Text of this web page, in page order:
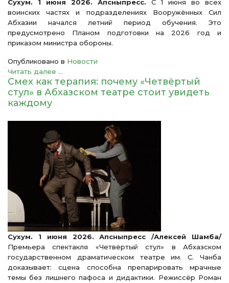
Сухум. 1 июня 2026. Апсныпресс. С 1 июня во всех
воинских частях и подразделениях Вооружённых Сил
Абхазии начался летний период обучения. Это
предусмотрено Планом подготовки на 2026 год и
приказом министра обороны.
Опубликовано в Новости
Читать далее ...
Смех как терапия: почему «Четвёртый
стул» в Абхазском театре стоит увидеть
каждому
Сухум. 1 июня 2026. Апсныпресс /Алексей Шамба/
Премьера спектакля «Четвёртый стул» в Абхазском
государственном драматическом театре им. С. Чанба
доказывает: сцена способна препарировать мрачные
темы без лишнего пафоса и дидактики. Режиссёр Роман